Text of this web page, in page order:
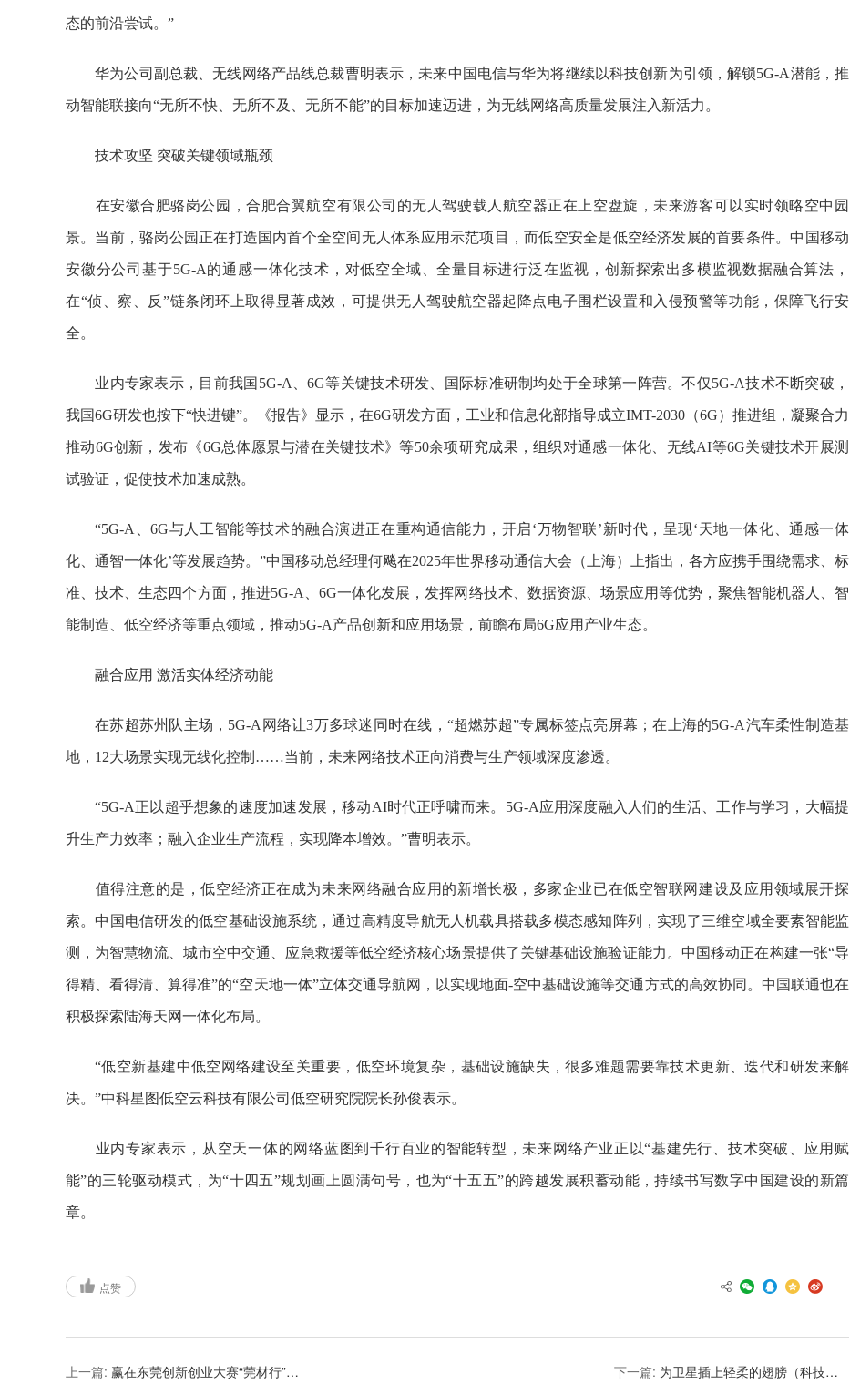
态的前沿尝试。”
华为公司副总裁、无线网络产品线总裁曹明表示，未来中国电信与华为将继续以科技创新为引领，解锁5G-A潜能，推
动智能联接向“无所不快、无所不及、无所不能”的目标加速迈进，为无线网络高质量发展注入新活力。
技术攻坚 突破关键领域瓶颈
在安徽合肥骆岗公园，合肥合翼航空有限公司的无人驾驶载人航空器正在上空盘旋，未来游客可以实时领略空中园
景。当前，骆岗公园正在打造国内首个全空间无人体系应用示范项目，而低空安全是低空经济发展的首要条件。中国移动
安徽分公司基于5G-A的通感一体化技术，对低空全域、全量目标进行泛在监视，创新探索出多模监视数据融合算法，
在“侦、察、反”链条闭环上取得显著成效，可提供无人驾驶航空器起降点电子围栏设置和入侵预警等功能，保障飞行安
全。
业内专家表示，目前我国5G-A、6G等关键技术研发、国际标准研制均处于全球第一阵营。不仅5G-A技术不断突破，
我国6G研发也按下“快进键”。《报告》显示，在6G研发方面，工业和信息化部指导成立IMT-2030（6G）推进组，凝聚合力
推动6G创新，发布《6G总体愿景与潜在关键技术》等50余项研究成果，组织对通感一体化、无线AI等6G关键技术开展测
试验证，促使技术加速成熟。
“5G-A、6G与人工智能等技术的融合演进正在重构通信能力，开启‘万物智联’新时代，呈现‘天地一体化、通感一体
化、通智一体化’等发展趋势。”中国移动总经理何飚在2025年世界移动通信大会（上海）上指出，各方应携手围绕需求、标
准、技术、生态四个方面，推进5G-A、6G一体化发展，发挥网络技术、数据资源、场景应用等优势，聚焦智能机器人、智
能制造、低空经济等重点领域，推动5G-A产品创新和应用场景，前瞻布局6G应用产业生态。
融合应用 激活实体经济动能
在苏超苏州队主场，5G-A网络让3万多球迷同时在线，“超燃苏超”专属标签点亮屏幕；在上海的5G-A汽车柔性制造基
地，12大场景实现无线化控制……当前，未来网络技术正向消费与生产领域深度渗透。
“5G-A正以超乎想象的速度加速发展，移动AI时代正呼啸而来。5G-A应用深度融入人们的生活、工作与学习，大幅提
升生产力效率；融入企业生产流程，实现降本增效。”曹明表示。
值得注意的是，低空经济正在成为未来网络融合应用的新增长极，多家企业已在低空智联网建设及应用领域展开探
索。中国电信研发的低空基础设施系统，通过高精度导航无人机载具搭载多模态感知阵列，实现了三维空域全要素智能监
测，为智慧物流、城市空中交通、应急救援等低空经济核心场景提供了关键基础设施验证能力。中国移动正在构建一张“导
得精、看得清、算得准”的“空天地一体”立体交通导航网，以实现地面-空中基础设施等交通方式的高效协同。中国联通也在
积极探索陆海天网一体化布局。
“低空新基建中低空网络建设至关重要，低空环境复杂，基础设施缺失，很多难题需要靠技术更新、迭代和研发来解
决。”中科星图低空云科技有限公司低空研究院院长孙俊表示。
业内专家表示，从空天一体的网络蓝图到千行百业的智能转型，未来网络产业正以“基建先行、技术突破、应用赋
能”的三轮驱动模式，为“十四五”规划画上圆满句号，也为“十五五”的跨越发展积蓄动能，持续书写数字中国建设的新篇
章。
点赞
上一篇: 赢在东莞创新创业大赛“莞材行”新材料行业赛市外赛（深圳南山分赛区）项目尽调评价在深举行！ 下一篇: 为卫星插上轻柔的翅膀（科技视点·一线探创新）